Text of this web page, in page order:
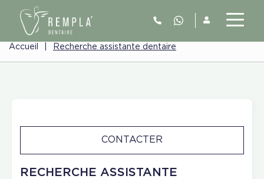
Accueil Recherche assistante dentaire
RECHERCHE ASSISTANTE
CONTACTER